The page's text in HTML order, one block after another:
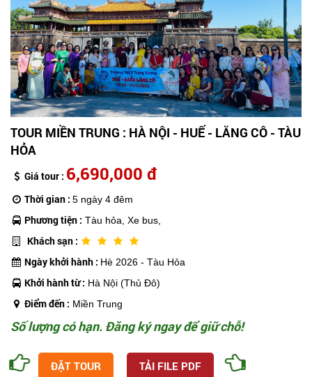
TOUR MIỀN TRUNG : HÀ NỘI - HUẾ - LĂNG CÔ - TÀU
HỎA
Giá tour : 6,690,000 đ
Thời gian : 5 ngày 4 đêm
Phương tiện : Tàu hỏa, Xe bus,
Khách sạn :
Ngày khởi hành : Hè 2026 - Tàu Hỏa
Khởi hành từ : Hà Nội (Thủ Đô)
Điểm đến : Miền Trung
Số lượng có hạn. Đăng ký ngay để giữ chỗ!
ĐẶT TOUR TẢI FILE PDF